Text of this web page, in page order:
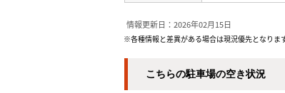
情報更新日：2026年02月15日
※各種情報と差異がある場合は現況優先となりま
こちらの駐車場の空き状況